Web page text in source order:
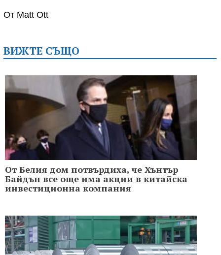
От Matt Ott
ВИЖТЕ СЪЩО
От Белия дом потвърдиха, че Хънтър
Байдън все още има акции в китайска
инвестиционна компания